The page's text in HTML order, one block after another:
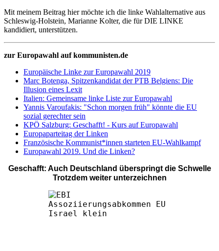
Mit meinem Beitrag hier möchte ich die linke Wahlalternative aus
Schleswig-Holstein, Marianne Kolter, die für DIE LINKE
kandidiert, unterstützen.
zur Europawahl auf kommunisten.de
Europäische Linke zur Europawahl 2019
Marc Botenga, Spitzenkandidat der PTB Belgiens: Die
Illusion eines Lexit
Italien: Gemeinsame linke Liste zur Europawahl
Yannis Varoufakis: "Schon morgen früh" könnte die EU
sozial gerechter sein
KPÖ Salzburg: Geschafft! - Kurs auf Europawahl
Europaparteitag der Linken
Französische Kommunist*innen starteten EU-Wahlkampf
Europawahl 2019. Und die Linken?
Geschafft: Auch Deutschland überspringt die Schwelle
Trotzdem weiter unterzeichnen